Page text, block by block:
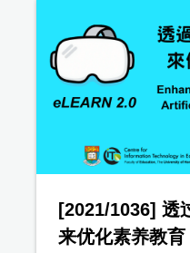
[2021/1036] 透
来优化素养教